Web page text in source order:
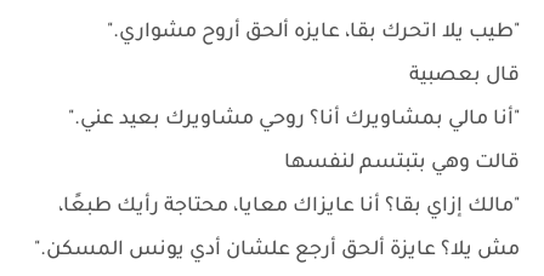
"طيب يلا اتحرك بقا، عايزه ألحق أروح مشواري."
قال بعصبية
"أنا مالي بمشاويرك أنا؟ روحي مشاويرك بعيد عني."
قالت وهي بتبتسم لنفسها
"مالك إزاي بقا؟ أنا عايزاك معايا، محتاجة رأيك طبعًا،
مش يلا؟ عايزة ألحق أرجع علشان أدي يونس المسكن."